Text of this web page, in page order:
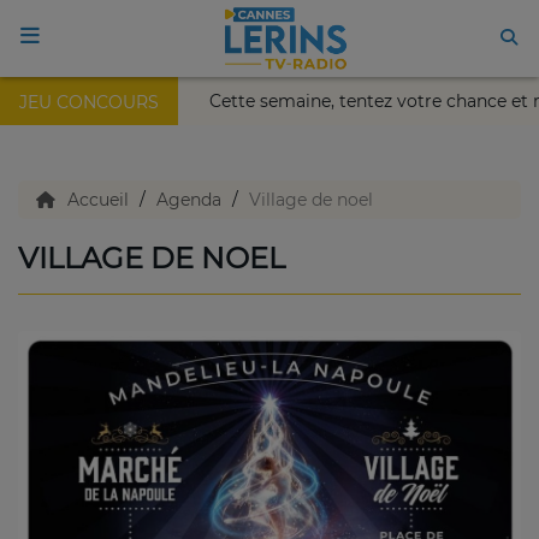
JEU CONCOURS
Nikaïa de Nice ! Cette semaine, tentez votre
TV en direct
Replay TV
Agenda
Emissions Radio
Emissions TV
Accueil Agenda Village de noel
VILLAGE DE NOEL